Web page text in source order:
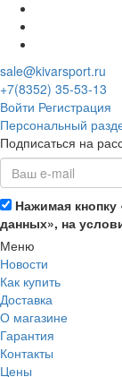
sale@kivarsport.ru
+7(8352) 35-53-13
Войти Регистрация
Персональный
Подписаться на
Нажимая
данных», на
Меню
Новости
Как купить
Доставка
О магазине
Гарантия
Контакты
Цены